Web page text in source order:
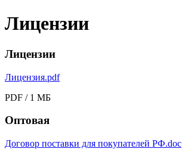
Лицензии
Лицензии
Лицензия.pdf
PDF / 1 МБ
Оптовая
Договор поставки для покупателей РФ.doc